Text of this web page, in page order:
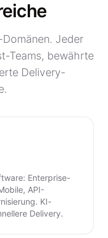
Jeder
Teams, bewährte
Delivery-
Enterprise-
API-
KI-
Delivery.